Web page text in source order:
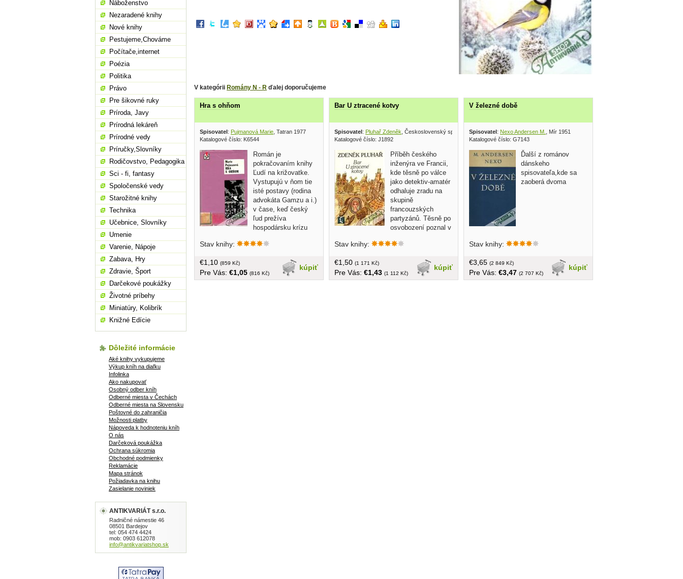
V kategórii Romány N - R ďalej doporučujeme
Hra s ohňom
Spisovatel: Pujmanová Marie , Tatran 1977
Katalogové číslo: K6544
Román je
pokračovaním knihy
Ľudí na križovatke.
Vystupujú v ňom tie
isté postavy (rodina
advokáta Gamzu a i.)
v čase, keď český
ľud prežíva
hospodársku krízu
tom ako sa na lipskom procese
Dimitrova, ako sa povahove pokrivená
inteligencia typu Stanovho usilovne
narovnávala, ako robotníci po
Stav knihy:
kúpiť
€1,10 (859 Kč)
Pre Vás: €1,05 (816 Kč)
Bar U ztracené kotvy
Spisovatel: Pluhař Zdeněk , Československý spisovatel 1979
Katalogové číslo: J1892
Příběh českého
inženýra ve Francii,
kde těsně po válce
jako detektiv-amatér
odhaluje zradu na
skupině
francouzských
partyzánů. Těsně po
osvobození poznal v
internován, členku francouzského
umírajícím přítelem za zrádkyni jejich
skupiny. Hrdina odjíždí za rok do
Francie pro jeho dceru a najde
Stav knihy:
kúpiť
€1,50 (1 171 Kč)
Pre Vás: €1,43 (1 112 Kč)
V železné době
Spisovatel: Nexo Andersen M.
, Mír 1951
Katalogové číslo: G7143
Ďalší z románov
dánskeho
spisovateľa,kde sa
zaoberá dvoma
problémom individuálného
väzba, v češtine, 374 strán
Stav knihy:
kúpiť
€3,65 (2 849 Kč)
Pre Vás: €3,47 (2 707 Kč)
Náboženstvo
Nezaradené knihy
Nové knihy
Pestujeme,Chováme
Počítače,internet
Poézia
Politika
Právo
Pre šikovné ruky
Príroda, Javy
Prírodná lekáreň
Prírodné vedy
Príručky,Slovníky
Rodičovstvo, Pedagogika
Sci - fi, fantasy
Spoločenské vedy
Starožitné knihy
Technika
Učebnice, Slovníky
Umenie
Varenie, Nápoje
Zabava, Hry
Zdravie, Šport
Darčekové poukážky
Životné príbehy
Miniatúry, Kolibrík
Knižné Edície
Dôležité informácie
Aké knihy vykupujeme
Výkup kníh na diaľku
Infolinka
Ako nakupovať
Osobný odber kníh
Odberné miesta v Čechách
Odberné miesta na Slovensku
Poštovné do zahraničia
Možnosti platby
Nápoveda k hodnoteniu kníh
O nás
Darčeková poukážka
Ochrana súkromia
Obchodné podmienky
Reklamácie
Mapa stránok
Požiadavka na knihu
Zasielanie noviniek
ANTIKVARIÁT s.r.o.
Radničné námestie 46
08501 Bardejov
tel: 054 474 4424
mob: 0903 612078
info@antikvariatshop.sk